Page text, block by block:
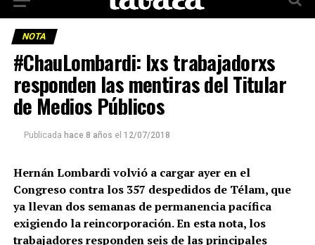
NOTA
#ChauLombardi: lxs trabajadorxs
responden las mentiras del Titular
de Medios Públicos
Publicada hace 8 años el 12/07/2018
Hernán Lombardi volvió a cargar ayer en el
Congreso contra los 357 despedidos de Télam, que
ya llevan dos semanas de permanencia pacífica
exigiendo la reincorporación. En esta nota, los
trabajadores responden seis de las principales